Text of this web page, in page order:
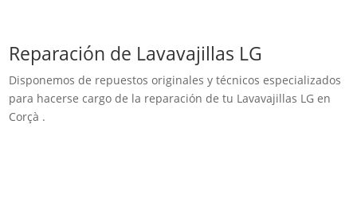
Reparación de Lavavajillas LG
Disponemos de repuestos originales y técnicos especializados
para hacerse cargo de la reparación de tu Lavavajillas LG en
Corçà .